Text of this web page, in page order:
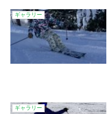
ギャラリー
ギャラリー